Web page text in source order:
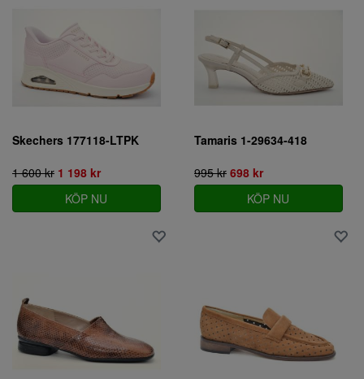
Skechers 177118-LTPK
1 600 kr 1 198 kr
KÖP NU
Tamaris 1-29634-418
995 kr 698 kr
KÖP NU